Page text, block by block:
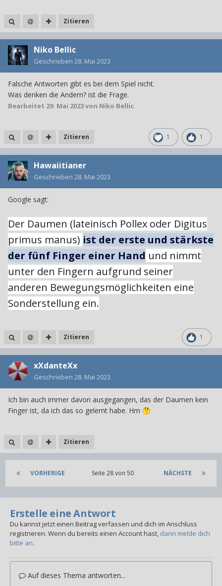
Zitieren
Niko Bellic
Geschrieben 28. Mai 2023
Falsche Antworten gibt es bei dem Spiel nicht.
Was denken die Andern? ist die Frage.
Bearbeitet 29. Mai 2023von Niko Bellic
1 1
Zitieren
Hawaiitianer
Geschrieben 28. Mai 2023
Google sagt:
Der Daumen (lateinisch Pollex oder Digitus
primus manus) ist der erste und stärkste
der fünf Finger einer Hand und nimmt
unter den Fingern aufgrund seiner
anderen Bewegungsmöglichkeiten eine
Sonderstellung ein.
1
Zitieren
xXdanteXx
Geschrieben 28. Mai 2023
Ich bin auch immer davon ausgegangen, das der Daumen kein
Finger ist, da ich das so gelernt habe. Hm 🤔
Zitieren
VORHERIGE NÄCHSTE
Seite 28 von 50
Erstelle eine Antwort
Du kannst jetzt einen Beitrag verfassen und dich im Anschluss
registrieren. Wenn du bereits einen Account hast, dann melde dich
bitte an.
Auf dieses Thema antworten...